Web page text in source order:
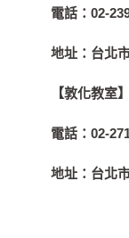
電話：02-
地址： 台北
【敦化教室】
電話：02-
地址： 台北